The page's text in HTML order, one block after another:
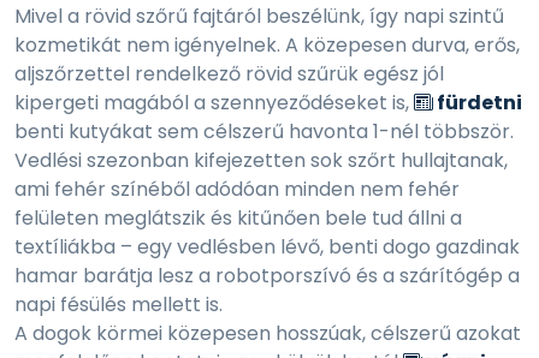
Mivel a rövid szőrű fajtáról beszélünk, így napi szintű
kozmetikát nem igényelnek. A közepesen durva, erős,
aljszőrzettel rendelkező rövid szűrük egész jól
kipergeti magából a szennyeződéseket is,
fürdetni
benti kutyákat sem célszerű havonta 1-nél többször.
Vedlési szezonban kifejezetten sok szőrt hullajtanak,
ami fehér színéből adódóan minden nem fehér
felületen meglátszik és kitűnően bele tud állni a
textíliákba – egy vedlésben lévő, benti dogo gazdinak
hamar barátja lesz a robotporszívó és a szárítógép a
napi fésülés mellett is.
A dogok körmei közepesen hosszúak, célszerű azokat